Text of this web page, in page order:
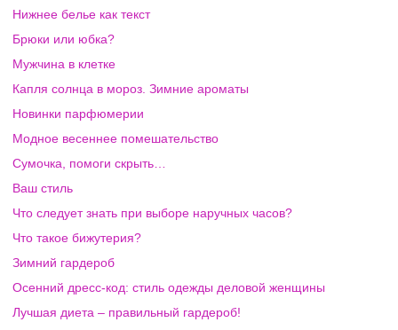
Нижнее белье как текст
Брюки или юбка?
Мужчина в клетке
Капля солнца в мороз. Зимние ароматы
Новинки парфюмерии
Модное весеннее помешательство
Сумочка, помоги скрыть…
Ваш стиль
Что следует знать при выборе наручных часов?
Что такое бижутерия?
Зимний гардероб
Осенний дресс-код: стиль одежды деловой женщины
Лучшая диета – правильный гардероб!